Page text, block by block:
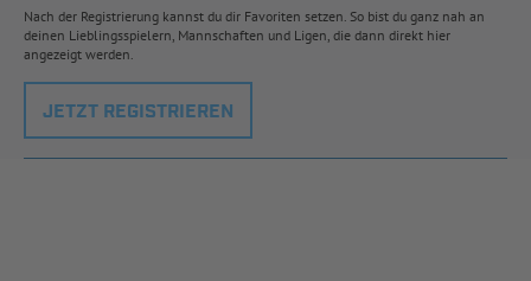
Nach der Registrierung kannst du dir Favoriten setzen. So bist du ganz nah an
deinen Lieblingsspielern, Mannschaften und Ligen, die dann direkt hier
angezeigt werden.
JETZT REGISTRIEREN